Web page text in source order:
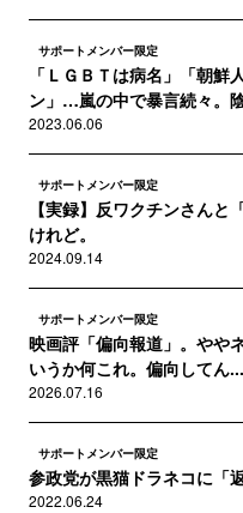
サポートメンバー限定
「ＬＧＢＴは病名」「朝鮮
ン」…嵐の中で暴言続々。
2023.06.06
サポートメンバー限定
【実録】反ワクチンさんと
けれど。
2024.09.14
サポートメンバー限定
映画評「偏向報道」。やや
いうか何これ。偏向してん...
2026.07.16
サポートメンバー限定
参政党が黒猫ドラネコに「
2022.06.24